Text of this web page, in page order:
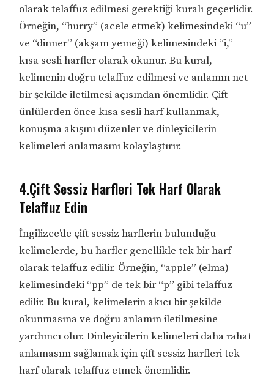
olarak telaffuz edilmesi gerektiği kuralı geçerlidir.
Örneğin, “hurry” (acele etmek) kelimesindeki “u”
ve “dinner” (akşam yemeği) kelimesindeki “i,”
kısa sesli harfler olarak okunur. Bu kural,
kelimenin doğru telaffuz edilmesi ve anlamın net
bir şekilde iletilmesi açısından önemlidir. Çift
ünlülerden önce kısa sesli harf kullanmak,
konuşma akışını düzenler ve dinleyicilerin
kelimeleri anlamasını kolaylaştırır.
4.Çift Sessiz Harfleri Tek Harf Olarak
Telaffuz Edin
İngilizce’de çift sessiz harflerin bulunduğu
kelimelerde, bu harfler genellikle tek bir harf
olarak telaffuz edilir. Örneğin, “apple” (elma)
kelimesindeki “pp” de tek bir “p” gibi telaffuz
edilir. Bu kural, kelimelerin akıcı bir şekilde
okunmasına ve doğru anlamın iletilmesine
yardımcı olur. Dinleyicilerin kelimeleri daha rahat
anlamasını sağlamak için çift sessiz harfleri tek
harf olarak telaffuz etmek önemlidir.